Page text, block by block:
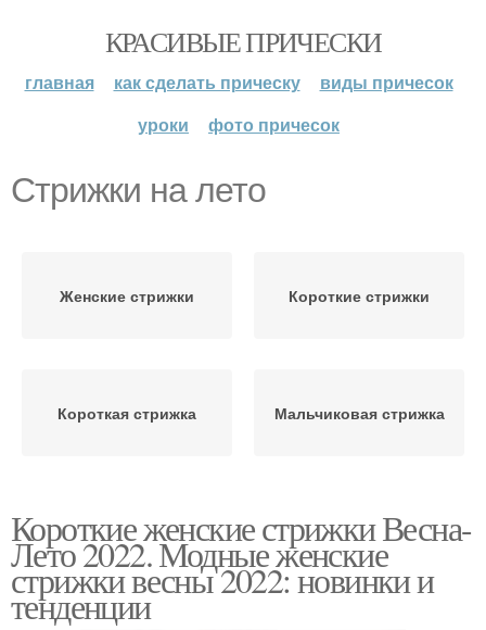
КРАСИВЫЕ ПРИЧЕСКИ
главная как сделать прическу
виды причесок
уроки
фото причесок
Стрижки на лето
Женские стрижки Короткие стрижки
Короткая стрижка Мальчиковая стрижка
Короткие женские стрижки Весна-
Лето 2022. Модные женские
стрижки весны 2022: новинки и
тенденции